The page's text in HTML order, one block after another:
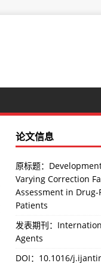
论文信息
原标题：
Varying Correction
Assessment in
Patients
发表期刊：
Agents
DOI： 10.1016/